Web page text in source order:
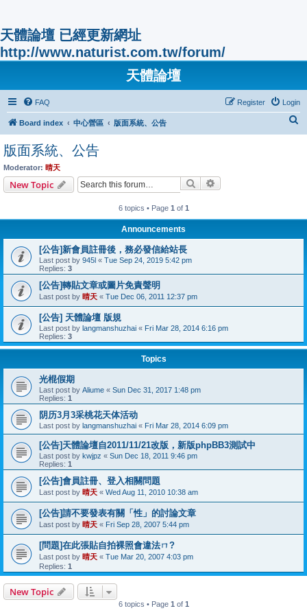
天體論壇 已經更新網址
http://www.naturist.com.tw/forum/
天體論壇
FAQ Login
Register
Board index 中心營區 版面系統、公告
版面系統、公告
Moderator: 晴天
New Topic Search
6 topics • Page 1 of 1
Announcements
[公告]新會員註冊後，務必發信給站長
Last post by 945l « Tue Sep 24, 2019 5:42 pm
Replies: 3
[公告]轉貼文章或圖片免責聲明
Last post by 晴天 « Tue Dec 06, 2011 12:37 pm
[公告] 天體論壇 版規
Last post by langmanshuzhai « Fri Mar 28, 2014 6:16 pm
Replies: 3
Topics
光棍假期
Last post by Aliume « Sun Dec 31, 2017 1:48 pm
Replies: 1
阴历3月3采桃花天体活动
Last post by langmanshuzhai « Fri Mar 28, 2014 6:09 pm
[公告]天體論壇自2011/11/21改版，新版phpBB3測試中
Last post by kwjpz « Sun Dec 18, 2011 9:46 pm
Replies: 1
[公告]會員註冊、登入相關問題
Last post by 晴天 « Wed Aug 11, 2010 10:38 am
[公告]請不要發表有關「性」的討論文章
Last post by 晴天 « Fri Sep 28, 2007 5:44 pm
[問題]在此張貼自拍裸照會違法ㄇ?
Last post by 晴天 « Tue Mar 20, 2007 4:03 pm
Replies: 1
New Topic
6 topics • Page 1 of 1